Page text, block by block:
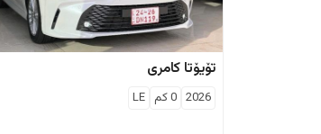
تۆیۆتا کامری
2026
0كم LE